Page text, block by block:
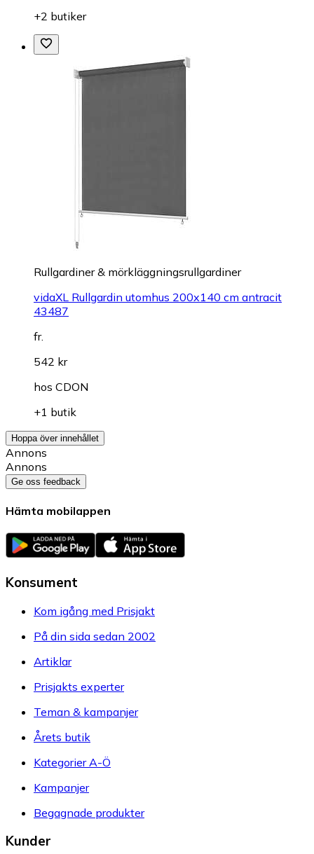
+2 butiker
Rullgardiner & mörkläggningsrullgardiner
vidaXL Rullgardin utomhus 200x140 cm antracit
43487
fr.
542 kr
hos CDON
+1 butik
Hoppa över innehållet
Annons
Annons
Ge oss feedback
Hämta mobilappen
Konsument
Kom igång med Prisjakt
På din sida sedan 2002
Artiklar
Prisjakts experter
Teman & kampanjer
Årets butik
Kategorier A-Ö
Kampanjer
Begagnade produkter
Kunder